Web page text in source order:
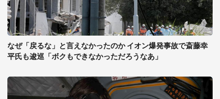
なぜ「戻るな」と言えなかったのか イオン爆発事故で斎藤幸
平氏も逡巡「ボクもできなかっただろうなあ」